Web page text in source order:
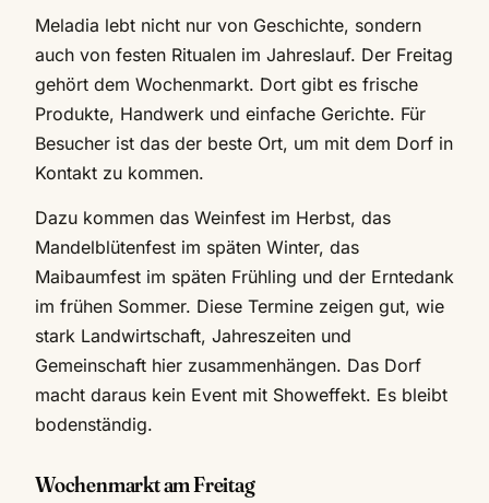
Meladia lebt nicht nur von Geschichte, sondern
auch von festen Ritualen im Jahreslauf. Der Freitag
gehört dem Wochenmarkt. Dort gibt es frische
Produkte, Handwerk und einfache Gerichte. Für
Besucher ist das der beste Ort, um mit dem Dorf in
Kontakt zu kommen.
Dazu kommen das Weinfest im Herbst, das
Mandelblütenfest im späten Winter, das
Maibaumfest im späten Frühling und der Erntedank
im frühen Sommer. Diese Termine zeigen gut, wie
stark Landwirtschaft, Jahreszeiten und
Gemeinschaft hier zusammenhängen. Das Dorf
macht daraus kein Event mit Showeffekt. Es bleibt
bodenständig.
Wochenmarkt am Freitag